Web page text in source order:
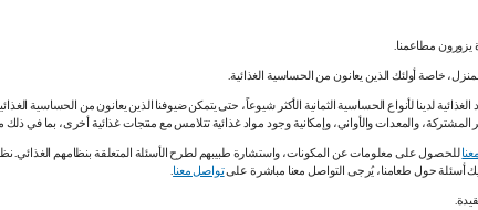
يزورون مطاعمنا.
خاصة أولئك الذين يعانون من الحساسية الغذائية.
لدينا لأنواع الحساسية الثمانية الأكثر شيوعاً، حتى يتمكن ضيوفنا الذين يعانون من الحساسية
والمعدات والأواني، وإمكانية وجود مواد غذائية تتلامس مع منتجات غذائية أخرى، بما في
للحصول على معلومات عن المكونات، واستشارة طبيبهم لطرح الأسئلة المتعلقة بنظامهم الغذائي.
أسئلة حول طعامنا، يُرجى التواصل معنا مباشرة علىتواصل معنا.